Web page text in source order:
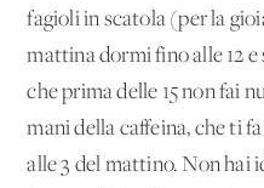
fagioli in scatola (per la
mattina dormi fino alle 12
che prima delle 15 non fai
mani della caffeina, che ti
alle 3 del mattino. Non hai